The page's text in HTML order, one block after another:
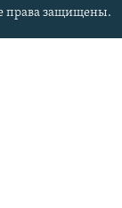
права защищены.